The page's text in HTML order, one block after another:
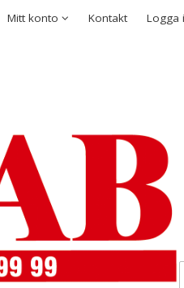
Mitt konto Kontakt Logga